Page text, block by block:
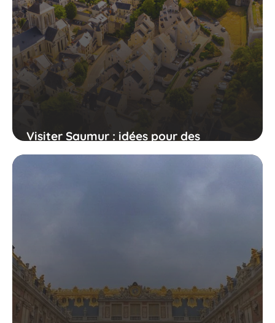
Visiter Saumur : idées pour des
vacances en dernière minute !